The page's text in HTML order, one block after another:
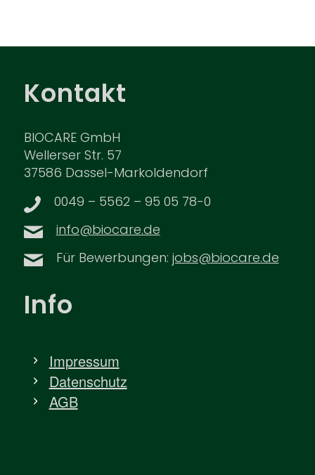
Kontakt
BIOCARE GmbH
Wellerser Str. 57
37586 Dassel-Markoldendorf
0049 – 5562 – 95 05 78-0
info@biocare.de
Für Bewerbungen: jobs@biocare.de
Info
Impressum
Datenschutz
AGB